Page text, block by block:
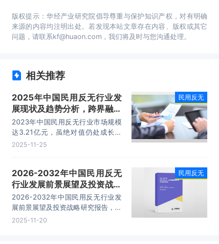
版权提示：华经产业研究院倡导尊重与保护知识产权，对有明确
来源的内容均注明出处。若发现本站文章存在内容、版权或其它
问题，请联系kf@huaon.com，我们将及时与您沟通处理。
相关推荐
2025年中国民用反无行业发
展现状及趋势分析，跨界融合
深化，全链条生态成型「图」
2023年中国民用反无行业市场规模
达3.21亿元，虽绝对值仍处成长阶
段，但已呈现显著增长态势。
2025-11-25
民用反无
2026-2032年中国民用反无
行业发展前景展望及投资战略
研究报告
2026-2032年中国民用反无行业发
展前景展望及投资战略研究报告，主
要包括行业下游市场剖析、竞争格局
2025-11-20
民用反无